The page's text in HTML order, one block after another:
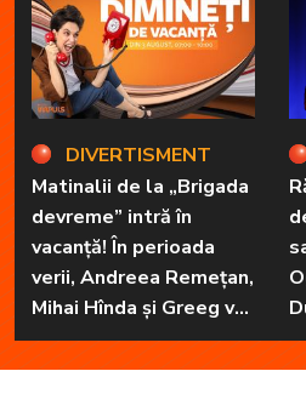
necuvântătoare
DIVERTISMENT
Matinalii de la „Brigada
devreme” intră în
vacanță! În perioada
verii, Andreea Remețan,
Mihai Hînda și Greeg vor
da, pe rând, trezirea cu
„Dimineți de vacanță”